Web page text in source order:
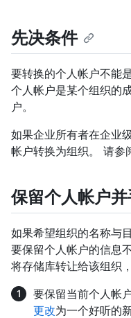
先决条件
要转换的个人帐户不能
个人帐户是某个组织的
户。
如果企业所有者在企业
帐户转换为组织。 请参
保留个人帐户
如果希望组织的名称与
要保留个人帐户的信息
将存储库转让给该组织
要保留当前个人帐
更改为一个好听的